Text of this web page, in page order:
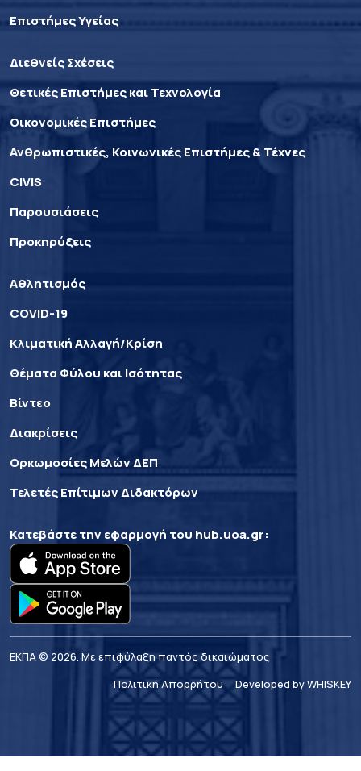
Επιστήμες Υγείας
Διεθνείς Σχέσεις
Θετικές Επιστήμες και Τεχνολογία
Οικονομικές Επιστήμες
Ανθρωπιστικές, Κοινωνικές Επιστήμες & Τέχνες
CIVIS
Παρουσιάσεις
Προκηρύξεις
Αθλητισμός
COVID-19
Κλιματική Αλλαγή/Κρίση
Θέματα Φύλου και Ισότητας
Βίντεο
Διακρίσεις
Ορκωμοσίες Μελών ΔΕΠ
Τελετές Επίτιμων Διδακτόρων
Κατεβάστε την εφαρμογή του hub.uoa.gr:
ΕΚΠΑ © 2026. Με επιφύλαξη παντός δικαιώματος
Πολιτική Απορρήτου
Developed by WHISKEY